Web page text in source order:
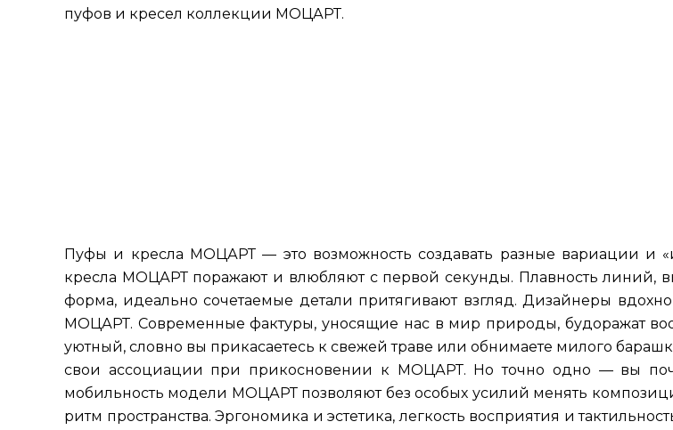
пуфов и кресел коллекции МОЦАРТ.
Пуфы и кресла МОЦАРТ — это возможность создавать разные вариации и
кресла МОЦАРТ поражают и влюбляют с первой секунды. Плавность линий,
форма, идеально сочетаемые детали притягивают взгляд. Дизайнеры
МОЦАРТ. Современные фактуры, уносящие нас в мир природы, будоражат
уютный, словно вы прикасаетесь к свежей траве или обнимаете милого
свои ассоциации при прикосновении к МОЦАРТ. Но точно одно — вы
мобильность модели МОЦАРТ позволяют без особых усилий менять
ритм пространства. Эргономика и эстетика, легкость восприятия и